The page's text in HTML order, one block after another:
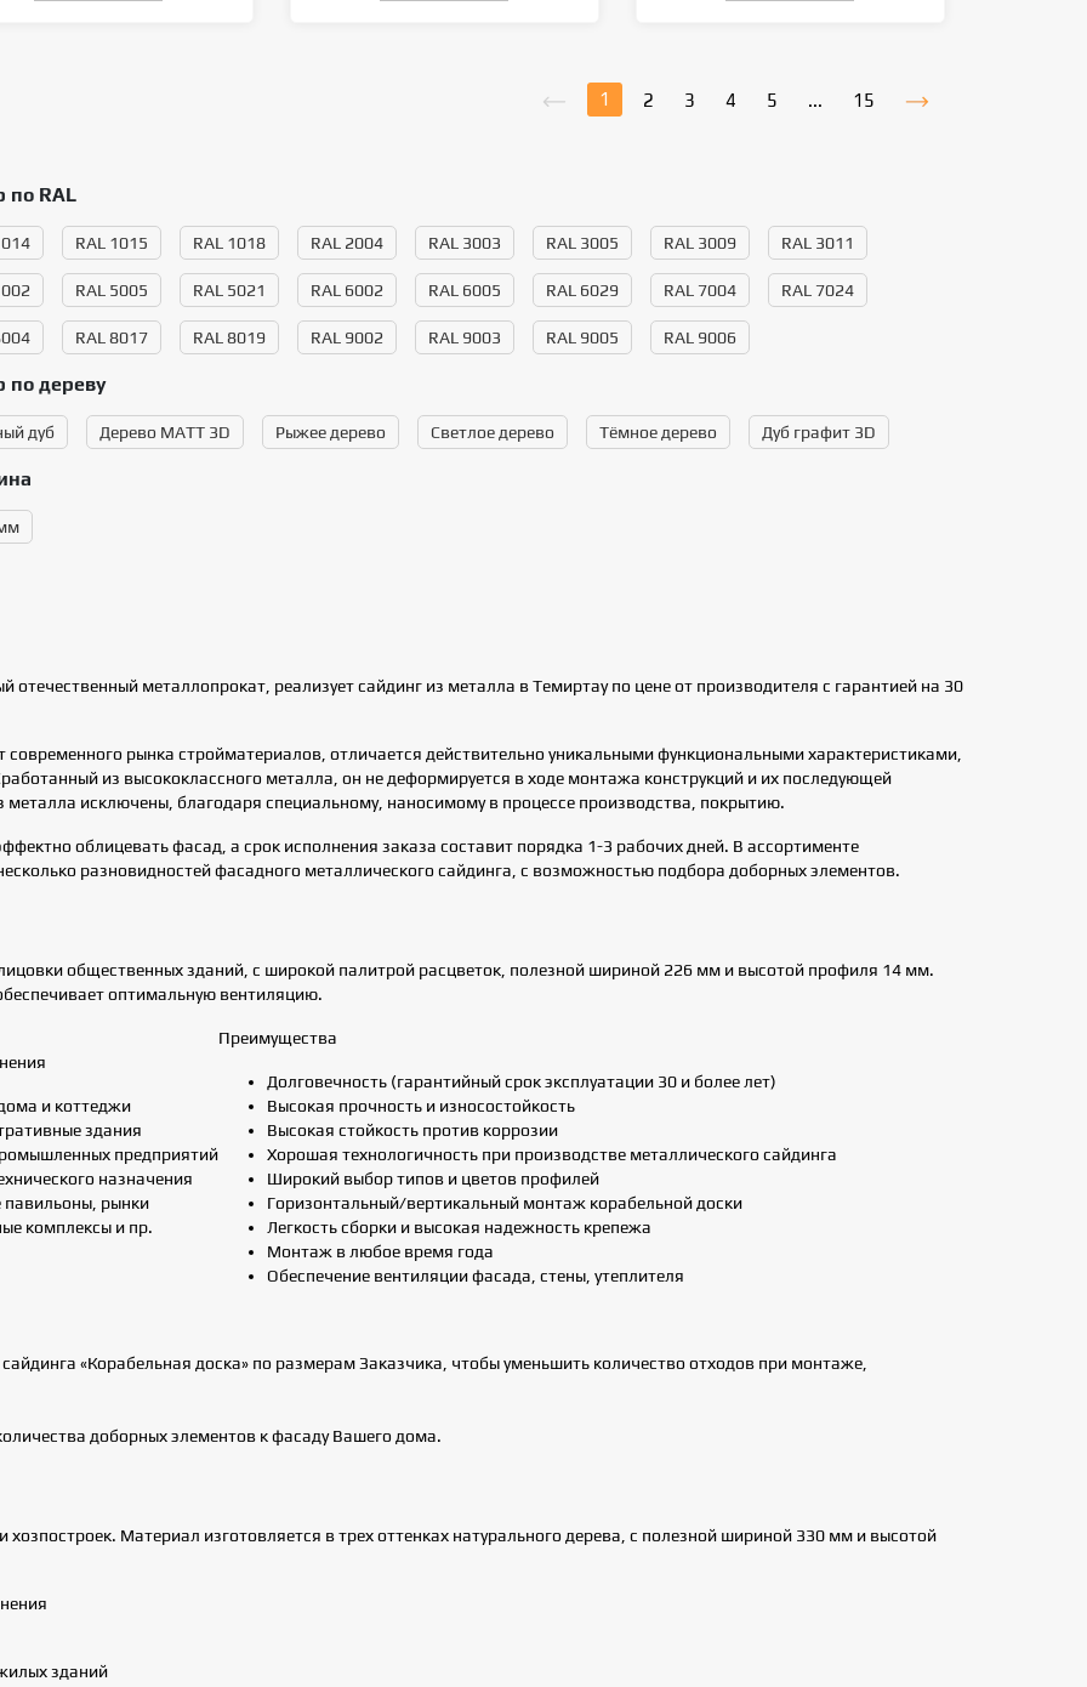
1 2 3 4 5 ... 15
по RAL
RAL 1015 RAL 1018 RAL 2004 RAL 3003 RAL 3005 RAL 3009 RAL 3011
RAL 5005 RAL 5021 RAL 6002 RAL 6005 RAL 6029 RAL 7004 RAL 7024
RAL 8017 RAL 8019 RAL 9002 RAL 9003 RAL 9005 RAL 9006
по дереву
дуб Дерево MATT 3D Рыжее дерево Светлое дерево Тёмное дерево Дуб графит 3D
металлопрокат, реализует сайдинг из металла в Темиртау по цене от производителя с гарантией на 30
рынка стройматериалов, отличается действительно уникальными функциональными характеристиками,
из высококлассного металла, он не деформируется в ходе монтажа конструкций и их последующей
металла исключены, благодаря специальному, наносимому в процессе производства, покрытию.
облицевать фасад, а срок исполнения заказа составит порядка 1-3 рабочих дней. В ассортименте
разновидностей фасадного металлического сайдинга, с возможностью подбора доборных элементов.
общественных зданий, с широкой палитрой расцветок, полезной шириной 226 мм и высотой профиля 14 мм.
оптимальную вентиляцию.
и коттеджи
здания
предприятий
назначения
павильоны, рынки
комплексы и пр.
Преимущества
Долговечность (гарантийный срок эксплуатации 30 и более лет)
Высокая прочность и износостойкость
Высокая стойкость против коррозии
Хорошая технологичность при производстве металлического сайдинга
Широкий выбор типов и цветов профилей
Горизонтальный/вертикальный монтаж корабельной доски
Легкость сборки и высокая надежность крепежа
Монтаж в любое время года
Обеспечение вентиляции фасада, стены, утеплителя
«Корабельная доска» по размерам Заказчика, чтобы уменьшить количество отходов при монтаже,
доборных элементов к фасаду Вашего дома.
хозпостроек. Материал изготовляется в трех оттенках натурального дерева, с полезной шириной 330 мм и высотой
зданий